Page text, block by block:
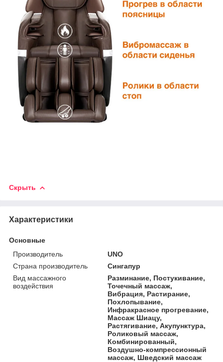
Скрыть
Характеристики
Основные
Производитель
UNO
Страна производитель
Сингапур
Вид массажного
воздействия
Разминание, Постукивание,
Точечный массаж,
Вибрация, Растирание,
Похлопывание,
Инфракрасное прогревание,
Массаж Шиацу,
Растягивание, Акупунктура,
Роликовый массаж,
Комбинированный,
Воздушно-компрессионный
массаж, Шведский массаж